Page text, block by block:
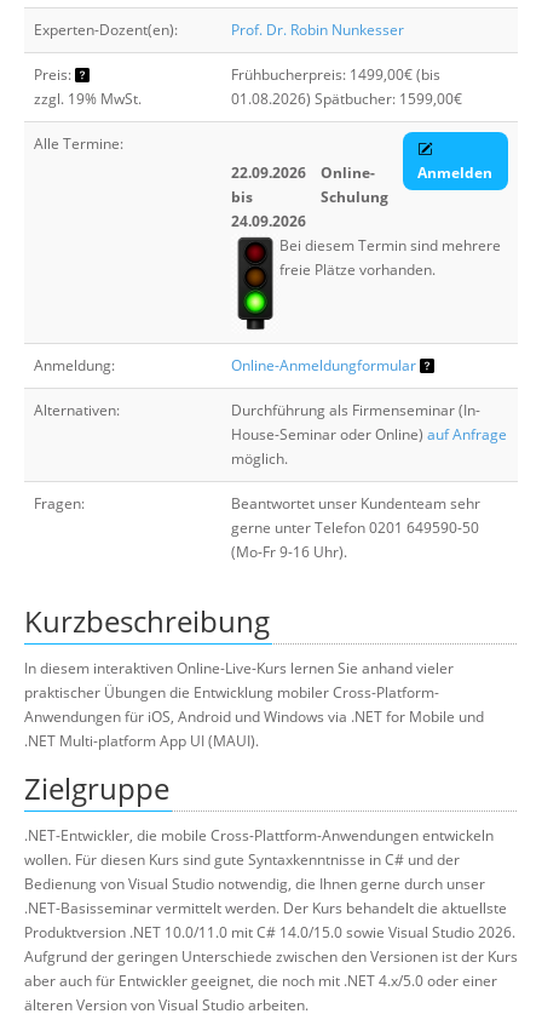
Experten-Dozent(en): Prof. Dr. Robin Nunkesser
Preis:
zzgl. 19% MwSt.
Frühbucherpreis: 1499,00€ (bis
01.08.2026) Spätbucher: 1599,00€
Alle Termine:
22.09.2026
bis
24.09.2026
Online-
Schulung
Anmelden
Bei diesem Termin sind mehrere
freie Plätze vorhanden.
Anmeldung: Online-Anmeldungformular
Alternativen:
Durchführung als Firmenseminar (In-
House-Seminar oder Online) auf Anfrage
möglich.
Fragen:
Beantwortet unser Kundenteam sehr
gerne unter Telefon 0201 649590-50
(Mo-Fr 9-16 Uhr).
Kurzbeschreibung
In diesem interaktiven Online-Live-Kurs lernen Sie anhand vieler
praktischer Übungen die Entwicklung mobiler Cross-Platform-
Anwendungen für iOS, Android und Windows via .NET for Mobile und
.NET Multi-platform App UI (MAUI).
Zielgruppe
.NET-Entwickler, die mobile Cross-Plattform-Anwendungen entwickeln
wollen. Für diesen Kurs sind gute Syntaxkenntnisse in C# und der
Bedienung von Visual Studio notwendig, die Ihnen gerne durch unser
.NET-Basisseminar vermittelt werden. Der Kurs behandelt die aktuellste
Produktversion .NET 10.0/11.0 mit C# 14.0/15.0 sowie Visual Studio 2026.
Aufgrund der geringen Unterschiede zwischen den Versionen ist der Kurs
aber auch für Entwickler geeignet, die noch mit .NET 4.x/5.0 oder einer
älteren Version von Visual Studio arbeiten.